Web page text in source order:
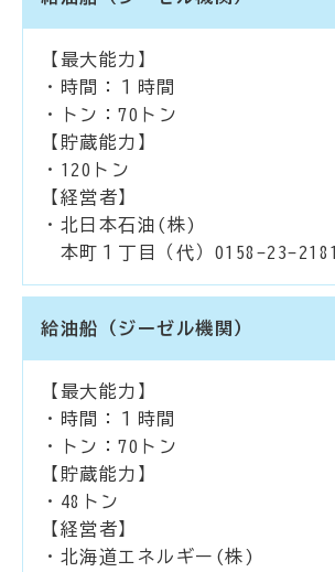
【最大能力】
・時間：１時間
・トン：70トン
【貯蔵能力】
・120トン
【経営者】
・北日本石油(株)
本町１丁目（代）0158-23-2181
給油船（ジーゼル機関）
【最大能力】
・時間：１時間
・トン：70トン
【貯蔵能力】
・48トン
【経営者】
・北海道エネルギー(株)